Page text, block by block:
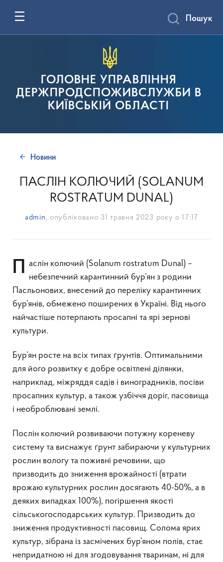
ГОЛОВНЕ УПРАВЛІННЯ
ДЕРЖПРОДСПОЖИВСЛУЖБИ В
КИЇВСЬКІЙ ОБЛАСТІ
Пошук
Новини
ПАСЛІН КОЛЮЧИЙ (SOLANUM
ROSTRATUM DUNAL)
admin , опубліковано 31 травня 2023 року о 17:17
Паслін колючий (Solanum rostratum Dunal) – небезпечний карантинний бур’ян з родини
Пасльонових, внесений до переліку карантинних
бур’янів, обмежено поширених в Україні. Від нього
найчастіше потерпають просапні та ярі зернові
культури.
Бур’ян росте на всіх типах ґрунтів. Оптимальними
для його розвитку є добре освітлені ділянки,
наприклад, міжряддя садів і виноградників, посіви
просапних культур, а також узбіччя доріг, пасовища
і необроблювані землі.
Послін колючий розвиваючи потужну кореневу
систему та виснажує ґрунт забираючи у культурних
рослин вологу та поживні речовини, що
призводить до зниження врожайності (втрати
врожаю культурних рослин досягають 40-50%, а в
деяких випадках 100%), погіршення якості
сільськогосподарських культур. Призводить до
зниження продуктивності пасовищ. Солома ярих
культур, зібрана із засмічених бур’яном полів, стає
непридатною ні для згодовування тваринам, ні для